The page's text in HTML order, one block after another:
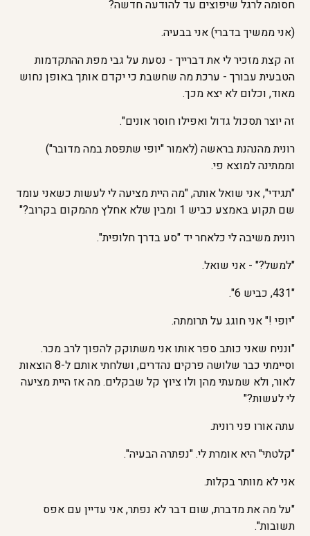
חסומה לרגל שיפוצים עד להודעה חדשה?
(אני ממשיך בדברי) אני בבעיה.
זה קצת מזכיר לי את דברייך - נסעת על גבי מפת ההתקדמות
הטבעית עבורך - ערכת מה שחשבת כי יקדם אותך באופן נחוש
מאוד, וכלום לא יצא מכך.
זה יוצר תסכול גדול ואפילו חוסר אונים".
רונית מהנהנת בראשה (לאמור "יופי שתפסת במה מדובר")
וממתינה למוצא פי.
"תגידי", אני שואל אותה, "מה היית מציעה לי לעשות כשאני עומד
שם תקוע באמצע כביש 1 ומבין שלא אחלץ מהמקום בקרוב?"
רונית משיבה לי כלאחר יד "סע בדרך חלופית".
"למשל?" - אני שואל.
"431, כביש 6".
"יופי !" אני חוגג על תרומתה.
"ונניח שאני כותב ספר אותו אני משתוקק להפוך לרב מכר.
וסיימתי כבר שלושה פרקים נהדרים, ושלחתי אותם ל-8 הוצאות
לאור, ולא שמעתי מהן ולו ציוץ קל שבקלים. מה אז היית מציעה
לי לעשות?"
עתה אורו פני רונית.
"קלטתי" היא אומרת לי. "נפתרה הבעיה".
אני לא מוותר בקלות.
"על מה את מדברת, שום דבר לא נפתר, אני עדיין עם אפס
תשובות".